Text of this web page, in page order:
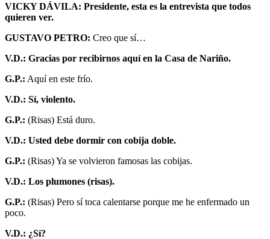
VICKY DÁVILA: Presidente, esta es la entrevista que todos
quieren ver.
GUSTAVO PETRO: Creo que sí…
V.D.: Gracias por recibirnos aquí en la Casa de Nariño.
G.P.: Aquí en este frío.
V.D.: Sí, violento.
G.P.: (Risas) Está duro.
V.D.: Usted debe dormir con cobija doble.
G.P.: (Risas) Ya se volvieron famosas las cobijas.
V.D.: Los plumones (risas).
G.P.: (Risas) Pero sí toca calentarse porque me he enfermado un
poco.
V.D.: ¿Sí?